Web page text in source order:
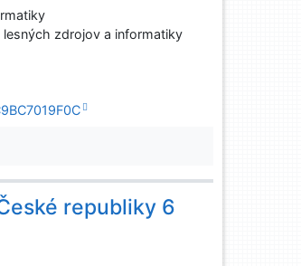
lesných zdrojov a informatiky
republiky 6